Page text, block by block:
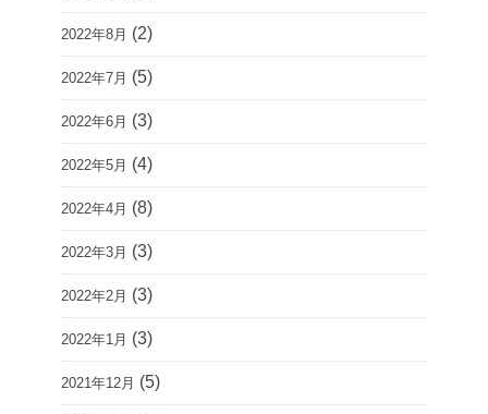
2022年8月 (2)
2022年7月 (5)
2022年6月 (3)
2022年5月 (4)
2022年4月 (8)
2022年3月 (3)
2022年2月 (3)
2022年1月 (3)
2021年12月 (5)